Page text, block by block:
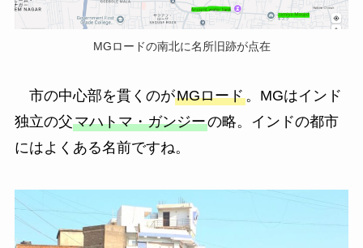
MGロードの南北に名所旧跡が点在
市の中心部を貫くのがMGロード。MGはインド
独立の父マハトマ・ガンジーの略。インドの都市
にはよくある名前ですね。